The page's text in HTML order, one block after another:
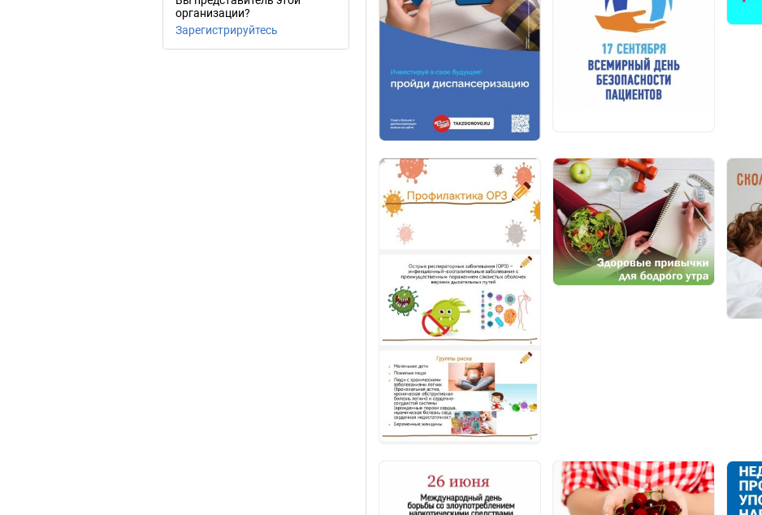
организации?
Зарегистрируйтесь